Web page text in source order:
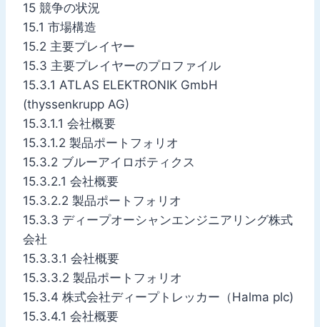
15 競争の状況
15.1 市場構造
15.2 主要プレイヤー
15.3 主要プレイヤーのプロファイル
15.3.1 ATLAS ELEKTRONIK GmbH
(thyssenkrupp AG)
15.3.1.1 会社概要
15.3.1.2 製品ポートフォリオ
15.3.2 ブルーアイロボティクス
15.3.2.1 会社概要
15.3.2.2 製品ポートフォリオ
15.3.3 ディープオーシャンエンジニアリング株式
会社
15.3.3.1 会社概要
15.3.3.2 製品ポートフォリオ
15.3.4 株式会社ディープトレッカー（Halma plc)
15.3.4.1 会社概要